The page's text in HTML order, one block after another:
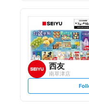
o
w
西友
南草津店
s
t